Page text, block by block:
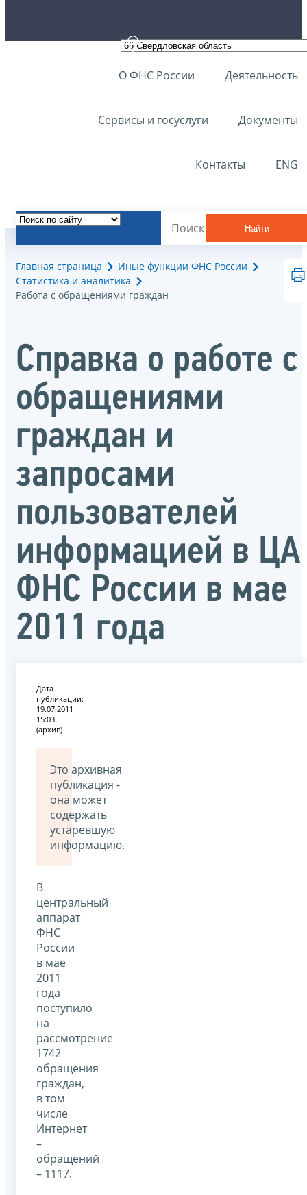
О ФНС России Деятельность
Сервисы и госуслуги Документы
Контакты ENG
Найти
Главная страница
Иные функции ФНС России
Статистика и аналитика
Работа с обращениями граждан
Справка о работе с
обращениями
граждан и
запросами
пользователей
информацией в ЦА
ФНС России в мае
2011 года
Дата
публикации:
19.07.2011
15:03
(архив)
Это архивная
публикация -
она может
содержать
устаревшую
информацию.
В
центральный
аппарат
ФНС
России
в мае
2011
года
поступило
на
рассмотрение
1742
обращения
граждан,
в том
числе
Интернет
–
обращений
– 1117.